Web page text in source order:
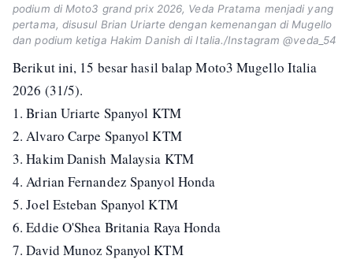
podium di Moto3 grand prix 2026, Veda Pratama menjadi yang
pertama, disusul Brian Uriarte dengan kemenangan di Mugello
dan podium ketiga Hakim Danish di Italia./Instagram @veda_54
Berikut ini, 15 besar hasil balap Moto3 Mugello Italia
2026 (31/5).
1. Brian Uriarte Spanyol KTM
2. Alvaro Carpe Spanyol KTM
3. Hakim Danish Malaysia KTM
4. Adrian Fernandez Spanyol Honda
5. Joel Esteban Spanyol KTM
6. Eddie O'Shea Britania Raya Honda
7. David Munoz Spanyol KTM